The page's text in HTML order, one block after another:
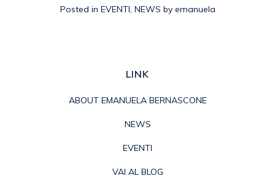
Posted in EVENTI, NEWS by emanuela
LINK
ABOUT EMANUELA BERNASCONE
NEWS
EVENTI
VAI AL BLOG